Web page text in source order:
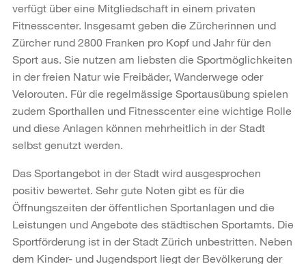
verfügt über eine Mitgliedschaft in einem privaten
Fitnesscenter. Insgesamt geben die Zürcherinnen und
Zürcher rund 2800 Franken pro Kopf und Jahr für den
Sport aus. Sie nutzen am liebsten die Sportmöglichkeiten
in der freien Natur wie Freibäder, Wanderwege oder
Velorouten. Für die regelmässige Sportausübung spielen
zudem Sporthallen und Fitnesscenter eine wichtige Rolle
und diese Anlagen können mehrheitlich in der Stadt
selbst genutzt werden.
Das Sportangebot in der Stadt wird ausgesprochen
positiv bewertet. Sehr gute Noten gibt es für die
Öffnungszeiten der öffentlichen Sportanlagen und die
Leistungen und Angebote des städtischen Sportamts. Die
Sportförderung ist in der Stadt Zürich unbestritten. Neben
dem Kinder- und Jugendsport liegt der Bevölkerung der